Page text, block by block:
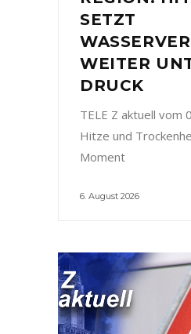
SETZT
WEITER
DRUCK
TELE Z aktuell vom
Hitze und
Moment
6. August 2026